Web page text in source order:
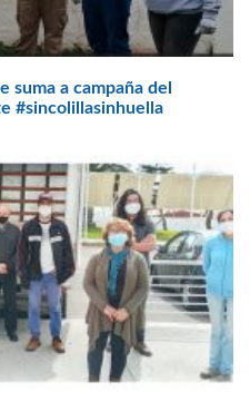
suma a campaña del
#sincolillasinhuella